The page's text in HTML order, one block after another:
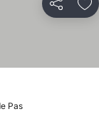
Partilhar
Pas